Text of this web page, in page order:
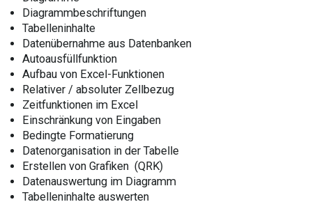
Diagrammbeschriftungen
Tabelleninhalte
Datenübernahme aus Datenbanken
Autoausfüllfunktion
Aufbau von Excel-Funktionen
Relativer / absoluter Zellbezug
Zeitfunktionen im Excel
Einschränkung von Eingaben
Bedingte Formatierung
Datenorganisation in der Tabelle
Erstellen von Grafiken (QRK)
Datenauswertung im Diagramm
Tabelleninhalte auswerten